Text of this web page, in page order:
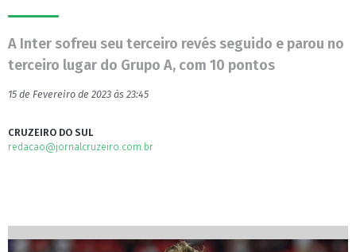
A Inter sofreu seu terceiro revés seguido e parou no
terceiro lugar do Grupo A, com 10 pontos
15 de Fevereiro de 2023 às 23:45
CRUZEIRO DO SUL
redacao@jornalcruzeiro.com.br